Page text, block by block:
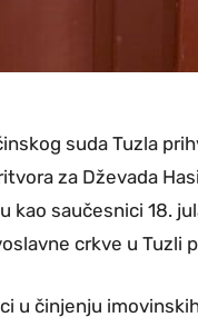
suda Tuzla
za Dževada
kao saučesnici 18.
crkve u Tuzli
u činjenju